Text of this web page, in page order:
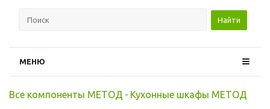
Найти
МЕНЮ
Все компоненты МЕТОД - Кухонные шкафы МЕТОД